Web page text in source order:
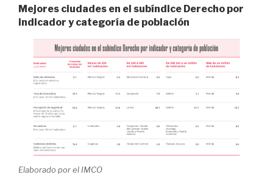
Mejores ciudades en el subíndice Derecho por
indicador y categoría de población
Elaborado por el IMCO